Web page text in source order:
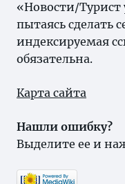
«Новости/Турист
пытаясь сделать
индексируемая
обязательна.
Карта сайта
Нашли ошибку?
Выделите ее и